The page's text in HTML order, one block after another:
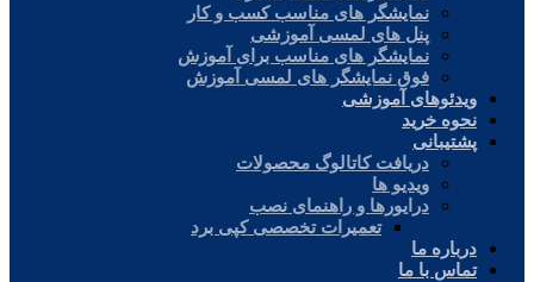
نمایشگر های مناسب کسب و کار
پنل های لمسی آموزشی
نمایشگر های مناسب برای آموزش
فوق نمایشگر های لمسی آموزش
ویدئوهای آموزشی
نحوه خرید
پشتیبانی
دریافت کاتالوگ محصولات
ویدیو ها
درایورها و راهنمای نصب
تعمیرات تخصصی کپی برد
درباره ما
تماس با ما